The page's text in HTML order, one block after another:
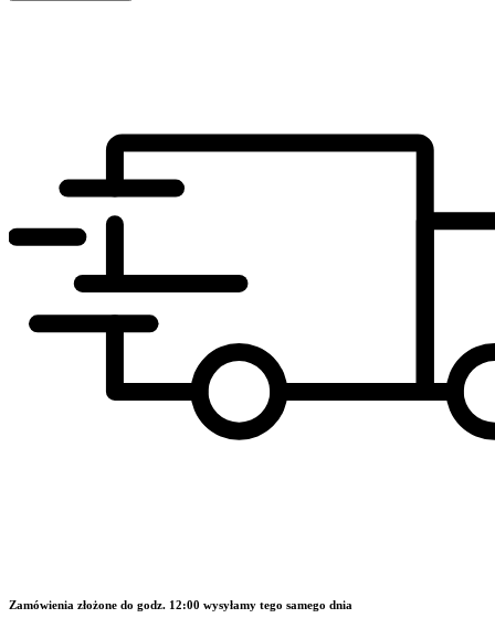
Zamówienia złożone do godz. 12:00 wysyłamy tego samego dnia